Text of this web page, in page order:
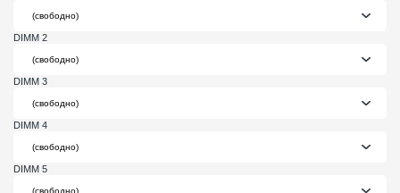
DIMM 2
DIMM 3
DIMM 4
DIMM 5